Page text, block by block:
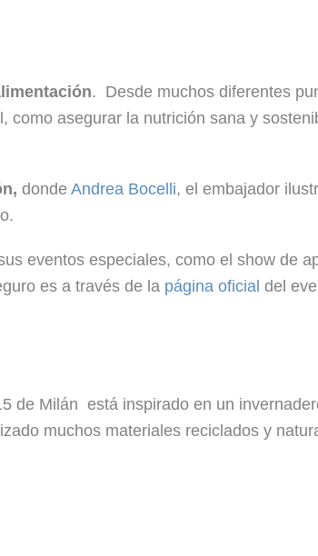
. Desde muchos diferentes
asegurar la nutrición sana y
donde Andrea Bocelli, el embajador
eventos especiales, como el show de
es a través de la página oficial del
de Milán está inspirado en un
muchos materiales reciclados y